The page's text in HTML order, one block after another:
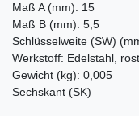
Maß A (mm): 15
Maß B (mm): 5,5
Schlüsselweite (SW)
Werkstoff: Edelstahl,
Gewicht (kg): 0,005
Sechskant (SK)